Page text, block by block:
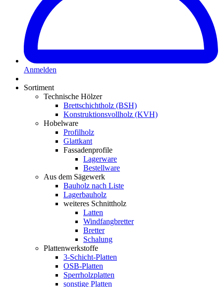
Anmelden
Sortiment
Technische Hölzer
Brettschichtholz (BSH)
Konstruktionsvollholz (KVH)
Hobelware
Profilholz
Glattkant
Fassadenprofile
Lagerware
Bestellware
Aus dem Sägewerk
Bauholz nach Liste
Lagerbauholz
weiteres Schnittholz
Latten
Windfangbretter
Bretter
Schalung
Plattenwerkstoffe
3-Schicht-Platten
OSB-Platten
Sperrholzplatten
sonstige Platten